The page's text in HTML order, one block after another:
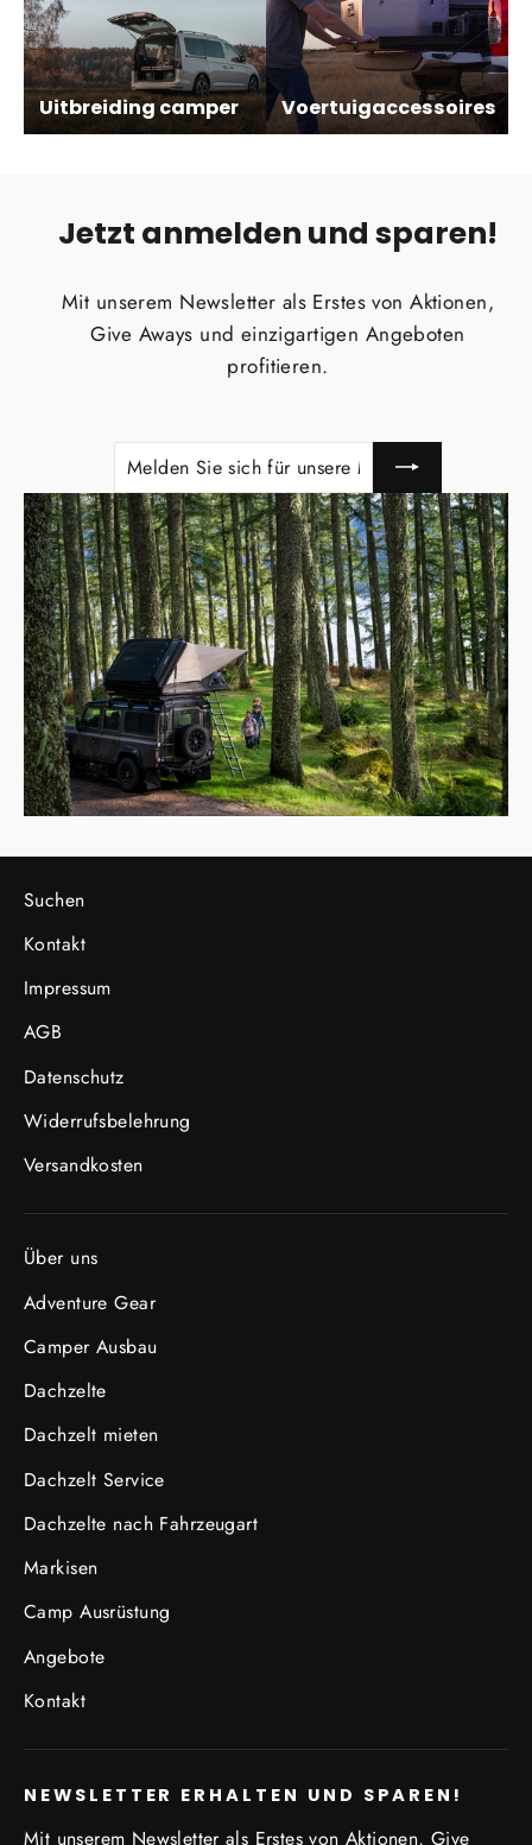
Uitbreiding camper Voertuigaccessoires
Jetzt anmelden und sparen!
Mit unserem Newsletter als Erstes von Aktionen,
Give Aways und einzigartigen Angeboten
profitieren.
MELDEN
SIE
FÜR
UNSERE
MAILINGLISTE
AN
ABONNIEREN
Suchen
Kontakt
Impressum
AGB
Datenschutz
Widerrufsbelehrung
Versandkosten
Über uns
Adventure Gear
Camper Ausbau
Dachzelte
Dachzelt mieten
Dachzelt Service
Dachzelte nach Fahrzeugart
Markisen
Camp Ausrüstung
Angebote
Kontakt
NEWSLETTER ERHALTEN UND SPAREN!
Mit unserem Newsletter als Erstes von Aktionen, Give